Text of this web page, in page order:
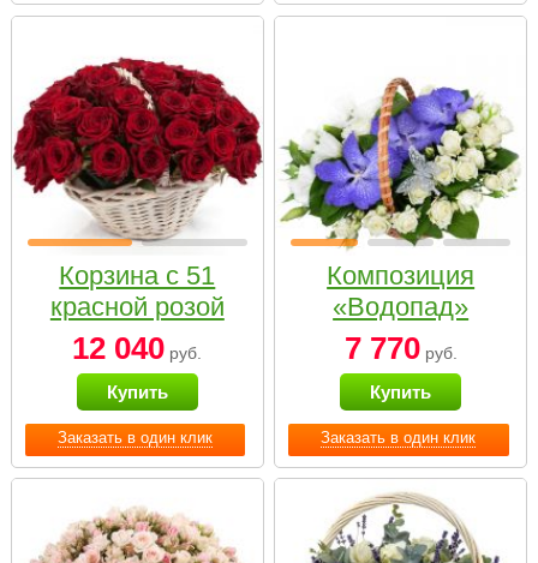
Заказать в один клик
Корзина с 51
красной розой
12 040 руб.
Купить
Заказать в один клик
Композиция
«Водопад»
7 770руб.
Купить